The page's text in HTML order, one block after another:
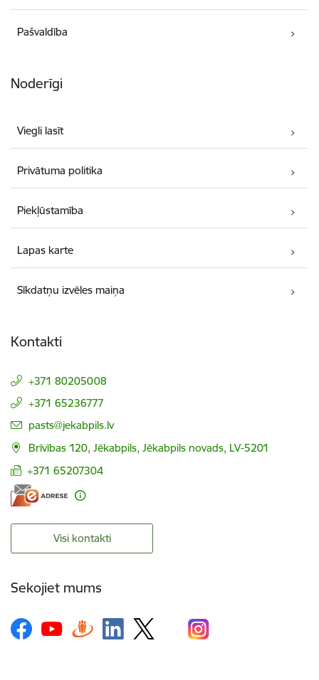
Pašvaldība
Noderīgi
Viegli lasīt
Privātuma politika
Piekļūstamība
Lapas karte
Sīkdatņu izvēles maiņa
Kontakti
+371 80205008
+371 65236777
E-pasts:
pasts@jekabpils.lv
Brīvības 120, Jēkabpils, Jēkabpils novads, LV-5201
+371 65207304
Visi kontakti
Sekojiet mums